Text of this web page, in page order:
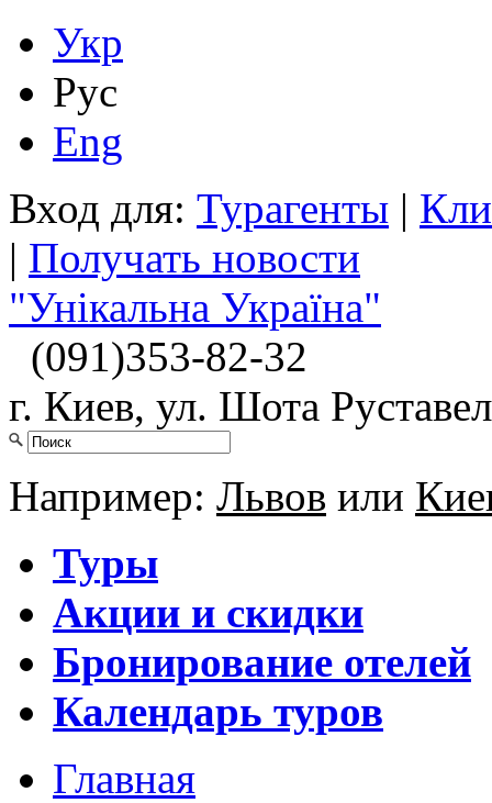
Укр
Рус
Eng
Вход для: Турагенты |
| Получать новости
"Унікальна Україна"
(091)353-82-32
г. Киев, ул. Шота
Например: Львов или
Туры
Акции и скидки
Бронирование отелей
Календарь туров
Главная